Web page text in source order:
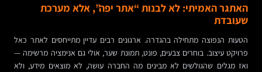
האתגר האמיתי: לא לבנות “אתר יפה”, אלא מערכת
שעובדת
הטעות הנפוצה מתחילה בהגדרה. ארגונים רבים עדיין מתייחסים לאתר כאל
פרויקט עיצוב. בוחרים צבעים, פונט, תמונת שער, אולי גם אנימציה מרשימה —
ואז מגלים שהגולשים לא מבינים מה החברה עושה, לא מוצאים מידע, ולא